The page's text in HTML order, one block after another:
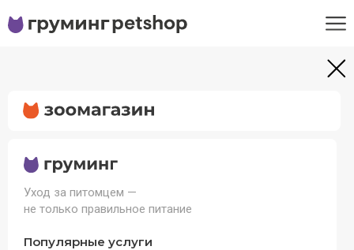
Популярные услуги
Уход за питомцем —
не только правильное питание